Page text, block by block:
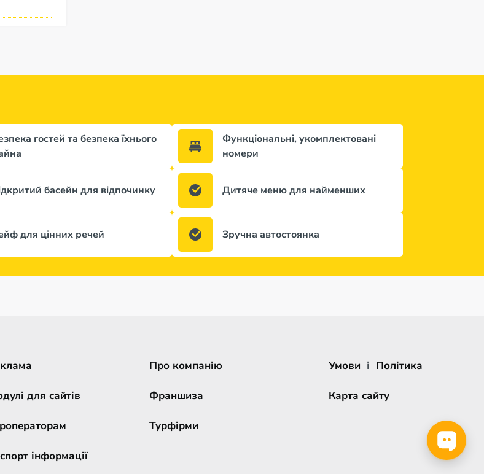
гостей та безпека їхнього
Функціональні, укомплектовані
номери
басейн для відпочинку Дитяче меню для найменших
для цінних речей Зручна автостоянка
для сайтів
інформації
Про компанію
Франшиза
Турфірми
Умови і Політика
Карта сайту